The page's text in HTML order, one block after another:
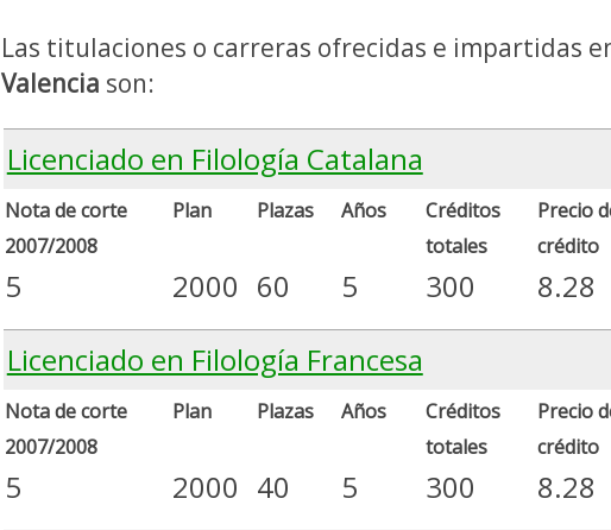
Las titulaciones o carreras ofrecidas e impartidas
Valencia son:
Licenciado en Filología Catalana
Nota de corte
2007/2008
Plan Plazas Años
Créditos
totales
Precio
crédito
5 2000 60 5 300 8.28
Licenciado en Filología Francesa
Nota de corte
2007/2008
Plan Plazas Años
Créditos
totales
Precio
crédito
5 2000 40 5 300 8.28